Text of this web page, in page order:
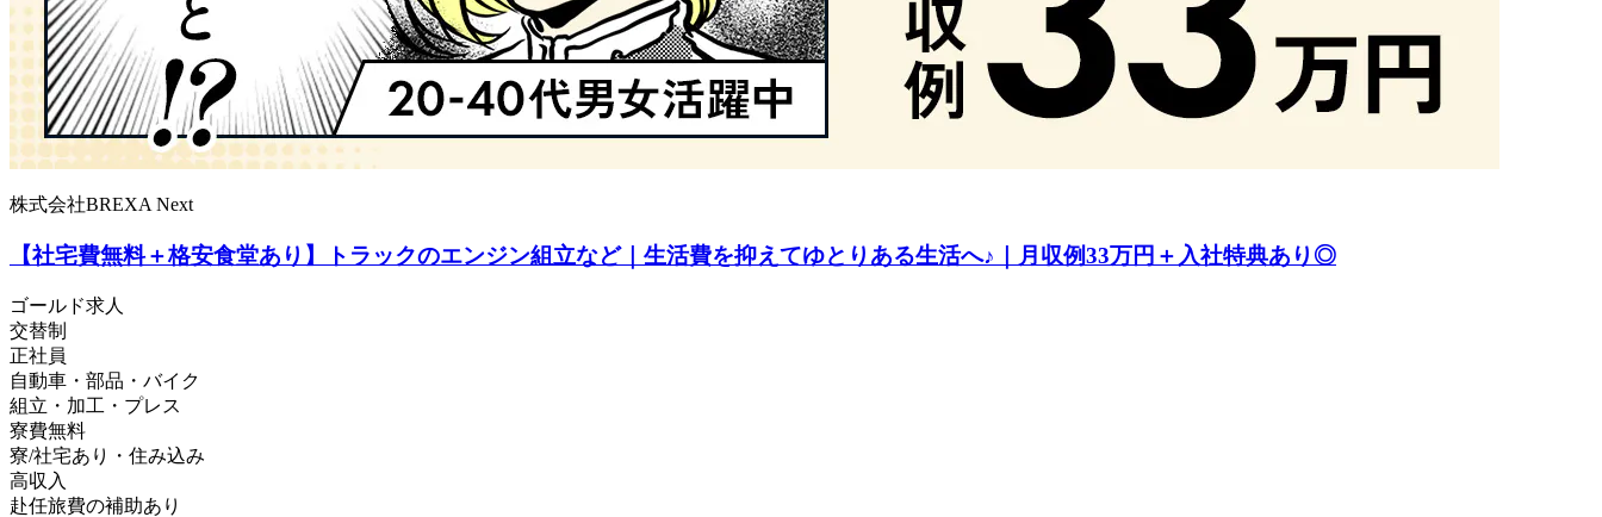
株式会社BREXA Next
【社宅費無料＋格安食堂あり】トラックのエンジン組立など｜生活費を抑えてゆとりある生活へ♪｜月収例33万円＋入社特典あり◎
ゴールド求人
交替制
正社員
自動車・部品・バイク
組立・加工・プレス
寮費無料
寮/社宅あり・住み込み
高収入
赴任旅費の補助あり